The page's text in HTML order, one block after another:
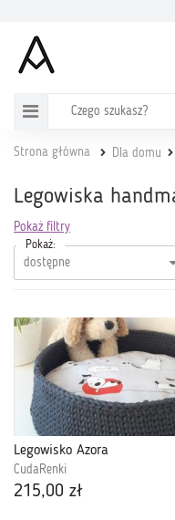
Strona główna Dla domu
Legowiska
Pokaż filtry
Pokaż:
Legowisko Azora
CudaRenki
215,00 zł